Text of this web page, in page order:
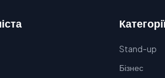
Stand-up
Бізнес